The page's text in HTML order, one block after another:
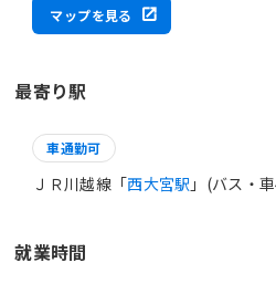
マップを見る
最寄り駅
車通勤可
ＪＲ川越線「西大宮駅 」(バス・
就業時間